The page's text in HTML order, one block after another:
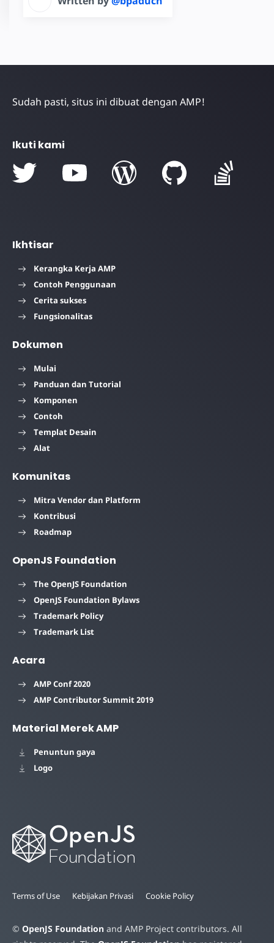
Sudah pasti, situs ini dibuat dengan AMP!
Ikuti kami
Ikhtisar
Kerangka Kerja AMP
Contoh Penggunaan
Cerita sukses
Fungsionalitas
Dokumen
Mulai
Panduan dan Tutorial
Komponen
Contoh
Templat Desain
Alat
Komunitas
Mitra Vendor dan Platform
Kontribusi
Roadmap
OpenJS Foundation
The OpenJS Foundation
OpenJS Foundation Bylaws
Trademark Policy
Trademark List
Acara
AMP Conf 2020
AMP Contributor Summit 2019
Material Merek AMP
Penuntun gaya
Logo
Terms of Use Kebijakan Privasi Cookie Policy
© OpenJS Foundation and AMP Project contributors. All